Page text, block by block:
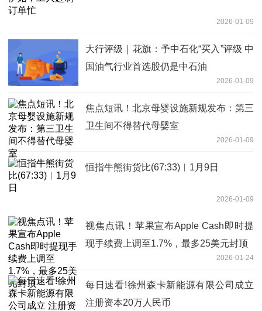
2026-01-09
大行评级｜花旗：予中石化“买入”评级 中
国油气行业首选股仍是中石油
2026-01-09
焦点短讯！北京母婴设施新规发布：第三
卫生间不得替代母婴室
2026-01-09
恒指牛熊街货比(67:33)︱1月9日
2026-01-09
视焦点讯！苹果宣布Apple Cash即时提
现手续费上调至1.7%，最多25美元封顶
2026-01-24
每日速看!徐州森卡新能源有限公司成立
注册资本20万人民币